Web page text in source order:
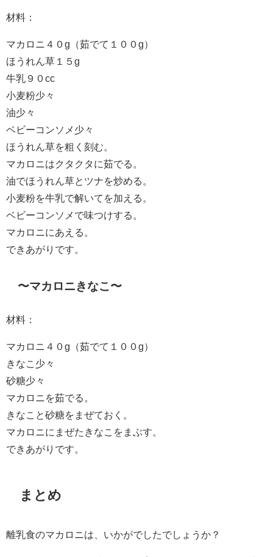
材料：
マカロニ４０g（茹でて１００g）
ほうれん草１５g
牛乳９０cc
小麦粉少々
油少々
ベビーコンソメ少々
ほうれん草を粗く刻む。
マカロニはクタクタに茹でる。
油でほうれん草とツナを炒める。
小麦粉を牛乳で解いてを加える。
ベビーコンソメで味つけする。
マカロニにあえる。
できあがりです。
〜マカロニきなこ〜
材料：
マカロニ４０g（茹でて１００g）
きなこ少々
砂糖少々
マカロニを茹でる。
きなこと砂糖をまぜておく。
マカロニにまぜたきなこをまぶす。
できあがりです。
まとめ
離乳食のマカロニは、いかがでしたでしょうか？